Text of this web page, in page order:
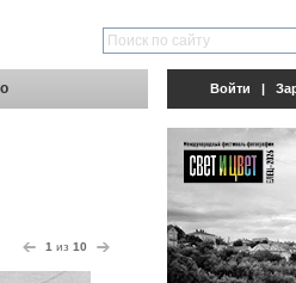
1 из 10
Войти |